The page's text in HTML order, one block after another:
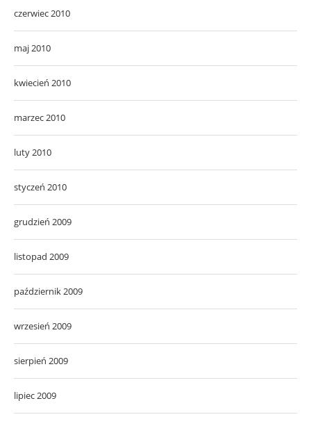
czerwiec 2010
maj 2010
kwiecień 2010
marzec 2010
luty 2010
styczeń 2010
grudzień 2009
listopad 2009
październik 2009
wrzesień 2009
sierpień 2009
lipiec 2009